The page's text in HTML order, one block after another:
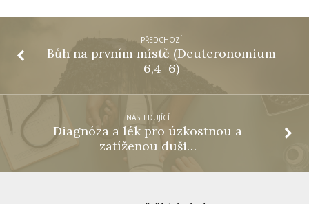
PŘEDCHOZÍ
Bůh na prvním místě (Deuteronomium
6,4–6)
NÁSLEDUJÍCÍ
Diagnóza a lék pro úzkostnou a
zatíženou duši…